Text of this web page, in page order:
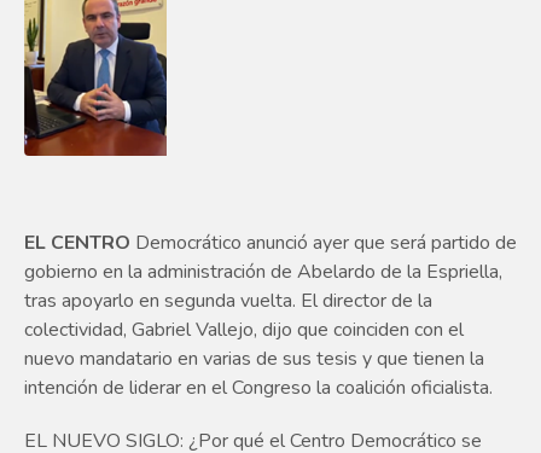
EL CENTRO Democrático anunció ayer que será partido de
gobierno en la administración de Abelardo de la Espriella,
tras apoyarlo en segunda vuelta. El director de la
colectividad, Gabriel Vallejo, dijo que coinciden con el
nuevo mandatario en varias de sus tesis y que tienen la
intención de liderar en el Congreso la coalición oficialista.
EL NUEVO SIGLO: ¿Por qué el Centro Democrático se